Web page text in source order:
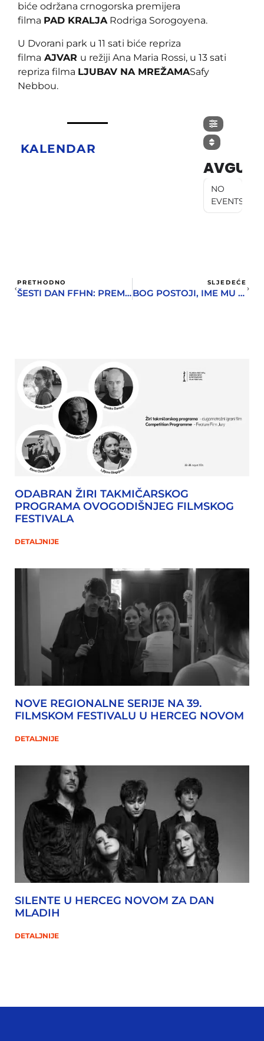
biće održana crnogorska premijera
filma PAD KRALJARodriga Sorogoyena.
U Dvorani park u 11 sati biće repriza
filma AJVAR u režiji Ana Maria Rossi, u 13 sati
repriza filma LJUBAV NA MREŽAMASafy
Nebbou.
KALENDAR
AVGUST
NO
EVENTS
PRETHODNO
ŠESTI DAN FFHN: PREMIJERE I LAUREATI
SLJEDEĆE
BOG POSTOJI, IME MU JE PETRUNIJA – DOBITNIK ZLATNE MIMOZE NA 33. FFHN
ODABRAN ŽIRI TAKMIČARSKOG
PROGRAMA OVOGODIŠNJEG FILMSKOG
FESTIVALA
DETALJNIJE
NOVE REGIONALNE SERIJE NA 39.
FILMSKOM FESTIVALU U HERCEG NOVOM
DETALJNIJE
SILENTE U HERCEG NOVOM ZA DAN
MLADIH
DETALJNIJE